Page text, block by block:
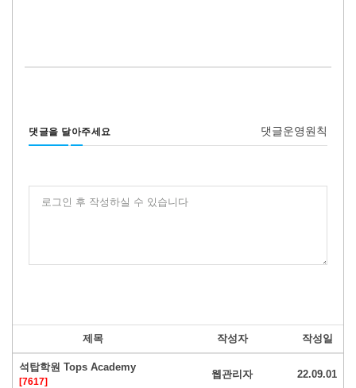
댓글을 달아주세요 댓글운영원칙
로그인 후 작성하실 수 있습니다
제목 작성자 작성일
석탑학원 Tops Academy
[7617]
웹관리자 22.09.01